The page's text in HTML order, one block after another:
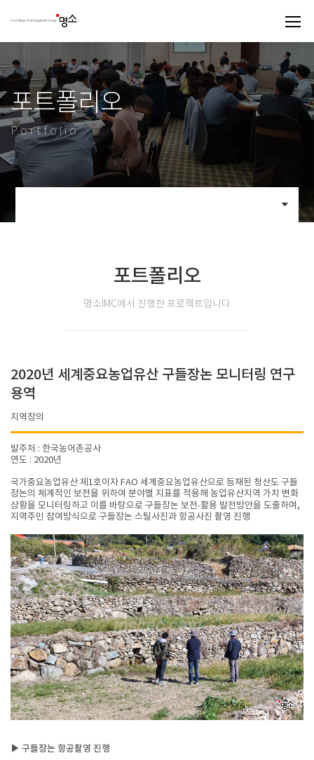
포트폴리오
Portfolio
포트폴리오
명소IMC에서 진행한 프로젝트입니다
2020년 세계중요농업유산 구들장논 모니터링 연구
용역
지역창의
발주처 : 한국농어촌공사
연도 : 2020년
국가중요농업유산 제1호이자 FAO 세계중요농업유산으로 등재된 청산도 구들
장논의 체계적인 보전을 위하여 분야별 지표를 적용해 농업유산지역 가치 변화
상황을 모니터링하고 이를 바탕으로 구들장논 보전·활용 발전방안을 도출하며,
지역주민 참여방식으로 구들장논 스틸사진과 항공사진 촬영 진행
▶ 구들장논 항공촬영 진행